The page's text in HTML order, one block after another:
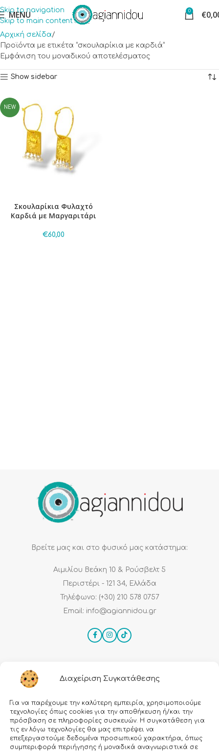
Διαχείριση Συγκατάθεσης
Για να παρέχουμε την καλύτερη εμπειρία, χρησιμοποιούμε
τεχνολογίες όπως cookies για την αποθήκευση ή/και την
πρόσβαση σε πληροφορίες συσκευών. Η συγκατάθεση για
τις εν λόγω τεχνολογίες θα μας επιτρέψει να
επεξεργαστούμε δεδομένα προσωπικού χαρακτήρα, όπως
συμπεριφορά περιήγησης ή μοναδικά αναγνωριστικά σε
Skip to navigation
Skip to main content
MENU 0 €
Αρχική σελίδα
Προϊόντα με ετικέτα “σκουλαρίκια με καρδιά”
Εμφάνιση του μοναδικού αποτελέσματος
Show sidebar
NEW
Σκουλαρίκια Φυλαχτό
Καρδιά με Μαργαριτάρι
€60,00
Βρείτε μας και στο φυσικό μας κατάστημα:
Αιμιλίου Βεάκη 10 & Ρούσβελτ 5
Περιστέρι - 121 34, Ελλάδα
Τηλέφωνο: (+30) 210 578 0757
Email: info@agiannidou.gr
Εγραφείτε στο Newsletter μας!